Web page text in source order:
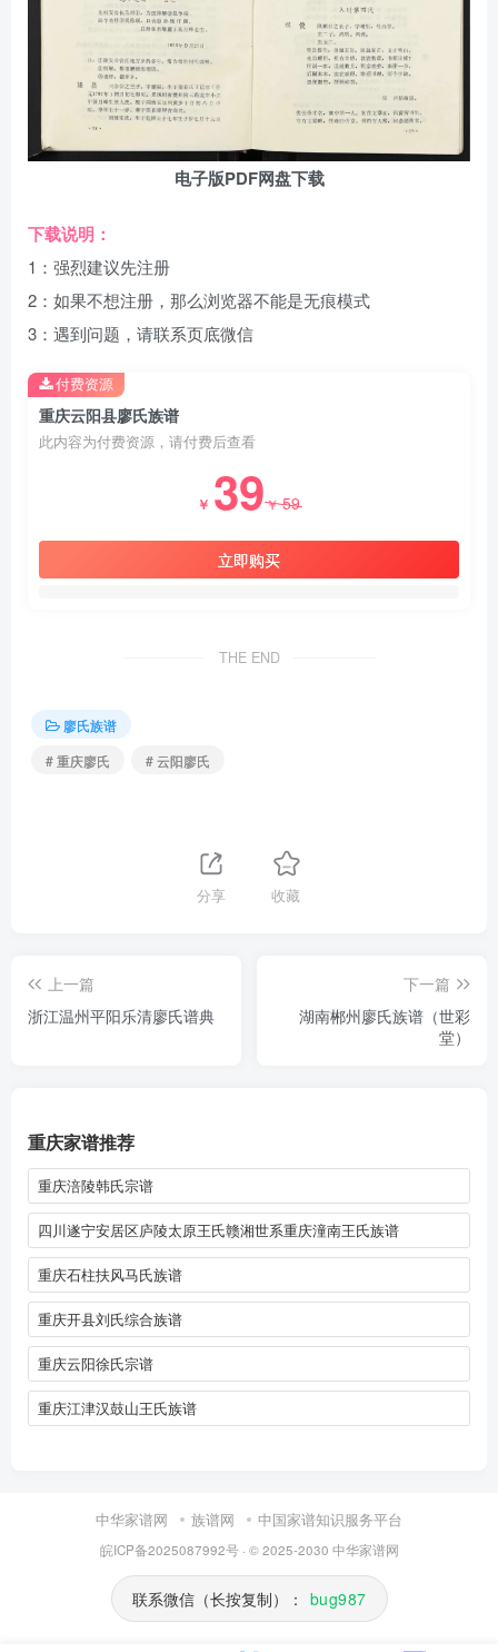
电子版PDF网盘下载
下载说明：
1：强烈建议先注册
2：如果不想注册，那么浏览器不能是无痕模式
3：遇到问题，请联系页底微信
重庆云阳县廖氏族谱
此内容为付费资源，请付费后查看
￥ 39￥59
立即购买
付费资源
THE END
廖氏族谱
# 重庆廖氏
# 云阳廖氏
分享 收藏
上一篇
浙江温州平阳乐清廖氏谱典
下一篇
湖南郴州廖氏族谱（世彩
堂）
重庆家谱推荐
重庆涪陵韩氏宗谱
四川遂宁安居区庐陵太原王氏赣湘世系重庆潼南王氏族谱
重庆石柱扶风马氏族谱
重庆开县刘氏综合族谱
重庆云阳徐氏宗谱
重庆江津汉鼓山王氏族谱
中华家谱网 族谱网 中国家谱知识服务平台
皖ICP备2025087992号· © 2025-2030 中华家谱网
联系微信（长按复制）： bug987